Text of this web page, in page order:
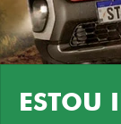
ESTOU